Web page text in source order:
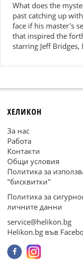
What does the
past catching up
face if his master's
that inspired the
starring Jeff Bridges,
ХЕЛИКОН
За нас
Работа
Контакти
Общи условия
Политика за
"бисквитки"
Политика за
личните данни
service@helikon.bg
Helikon.bg във